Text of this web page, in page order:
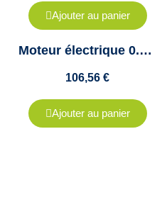
Ajouter au panier
Moteur électrique 0.37KW - 1500Tr/min, Fixation B35 Réduite 140x115x95-Triphasé 230/400V
106,56 €
Ajouter au panier